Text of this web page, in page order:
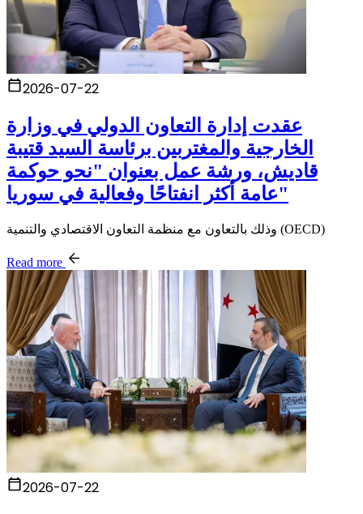
2026-07-22
عقدت إدارة التعاون الدولي في وزارة
الخارجية والمغتربين برئاسة السيد قتيبة
قاديش، ورشة عمل بعنوان "نحو حوكمة
عامة أكثر انفتاحًا وفعالية في سوريا"
وذلك بالتعاون مع منظمة التعاون الاقتصادي والتنمية (OECD)
Read more
2026-07-22